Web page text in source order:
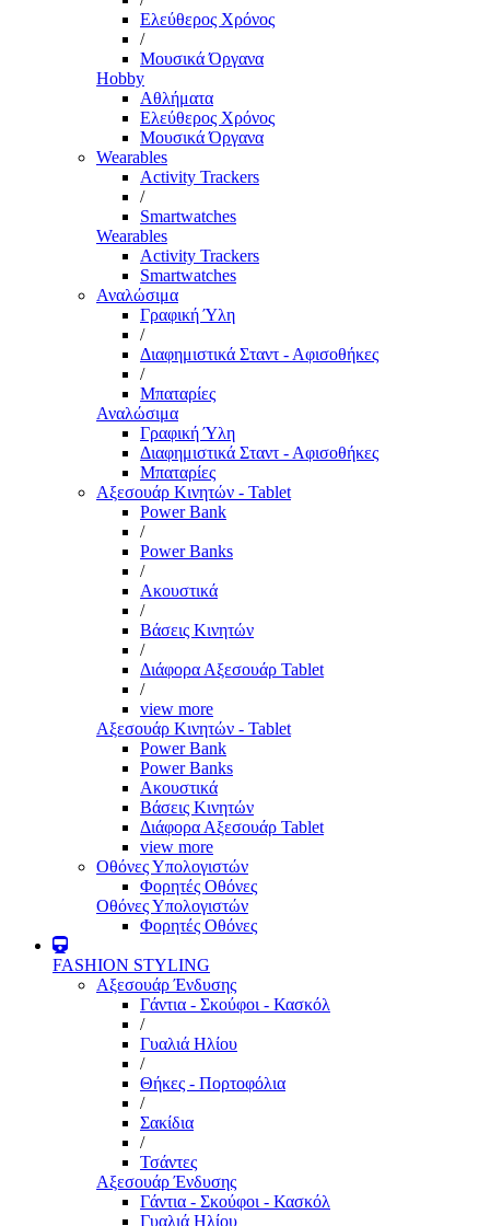
Ελεύθερος Χρόνος
/
Μουσικά Όργανα
Hobby
Αθλήματα
Ελεύθερος Χρόνος
Μουσικά Όργανα
Wearables
Activity Trackers
/
Smartwatches
Wearables
Activity Trackers
Smartwatches
Αναλώσιμα
Γραφική Ύλη
/
Διαφημιστικά Σταντ - Αφισοθήκες
/
Μπαταρίες
Αναλώσιμα
Γραφική Ύλη
Διαφημιστικά Σταντ - Αφισοθήκες
Μπαταρίες
Αξεσουάρ Κινητών - Tablet
Power Bank
/
Power Banks
/
Ακουστικά
/
Βάσεις Κινητών
/
Διάφορα Αξεσουάρ Tablet
/
view more
Αξεσουάρ Κινητών - Tablet
Power Bank
Power Banks
Ακουστικά
Βάσεις Κινητών
Διάφορα Αξεσουάρ Tablet
view more
Οθόνες Υπολογιστών
Φορητές Οθόνες
Οθόνες Υπολογιστών
Φορητές Οθόνες
FASHION STYLING
Αξεσουάρ Ένδυσης
Γάντια - Σκούφοι - Κασκόλ
/
Γυαλιά Ηλίου
/
Θήκες - Πορτοφόλια
/
Σακίδια
/
Τσάντες
Αξεσουάρ Ένδυσης
Γάντια - Σκούφοι - Κασκόλ
Γυαλιά Ηλίου